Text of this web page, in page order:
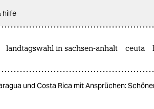
hilfe
landtagswahl in sachsen-anhalt ceuta
und Costa Rica mit Ansprüchen: